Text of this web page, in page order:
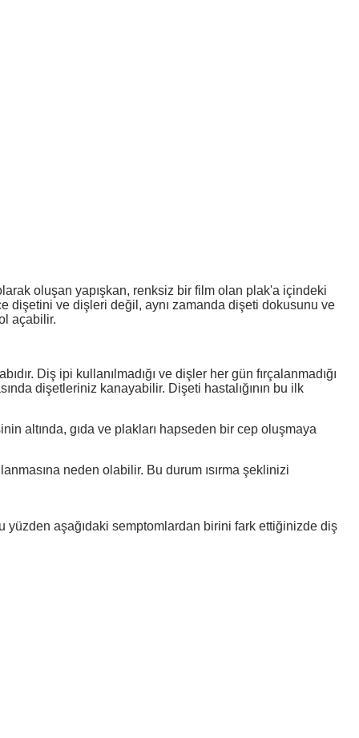
oluşan yapışkan, renksiz bir film olan plak'a içindeki
dişetini ve dişleri değil, aynı zamanda dişeti dokusunu ve
açabilir.
Diş ipi kullanılmadığı ve dişler her gün fırçalanmadığı
dişetleriniz kanayabilir. Dişeti hastalığının bu ilk
altında, gıda ve plakları hapseden bir cep oluşmaya
neden olabilir. Bu durum ısırma şeklinizi
yüzden aşağıdaki semptomlardan birini fark ettiğinizde diş